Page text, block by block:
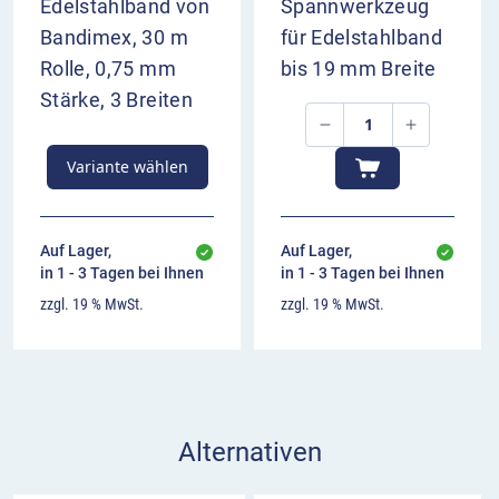
Damit erzeugen Sie genug Zugkraft, um die
Spannbänder mit Edelstahlschlaufen von
Bandimex fest anzuziehen. Eine
Montagebeschreibung finden Sie im Shop beim
Spannwerkzeug.
Edelstahlband von
Bandimex, 30 m
Rolle, 0,75 mm
Stärke, 3 Breiten
Variante wählen
Auf Lager,
in 1 - 3 Tagen bei Ihnen
zzgl. 19 % MwSt.
Spannwerkzeug
für Edelstahlband
bis 19 mm Breite
Auf Lager,
in 1 - 3 Tagen bei Ihnen
zzgl. 19 % MwSt.
Alternativen